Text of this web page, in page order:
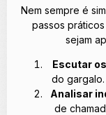
Nem sempre é
passos
sejam
Escutar
do
Analisar
de